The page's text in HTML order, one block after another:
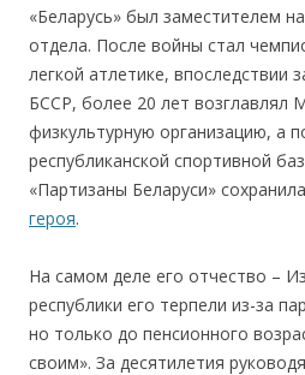
«Беларусь» был заместителем
отдела. После войны стал
легкой атлетике, впоследствии
БССР, более 20 лет возглавлял
физкультурную организацию, а
республиканской спортивной
«Партизаны Беларуси»
героя.
На самом деле его отчество –
республики его терпели из-за
но только до пенсионного
своим». За десятилетия